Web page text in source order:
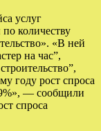
услуг
количеству
«В ней
на час”,
году рост спроса
— сообщили
спроса